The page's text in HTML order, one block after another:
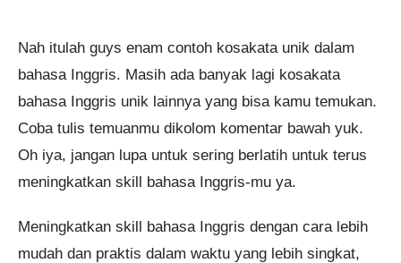
Nah itulah guys enam contoh kosakata unik dalam
bahasa Inggris. Masih ada banyak lagi kosakata
bahasa Inggris unik lainnya yang bisa kamu temukan.
Coba tulis temuanmu dikolom komentar bawah yuk.
Oh iya, jangan lupa untuk sering berlatih untuk terus
meningkatkan skill bahasa Inggris-mu ya.
Meningkatkan skill bahasa Inggris dengan cara lebih
mudah dan praktis dalam waktu yang lebih singkat,